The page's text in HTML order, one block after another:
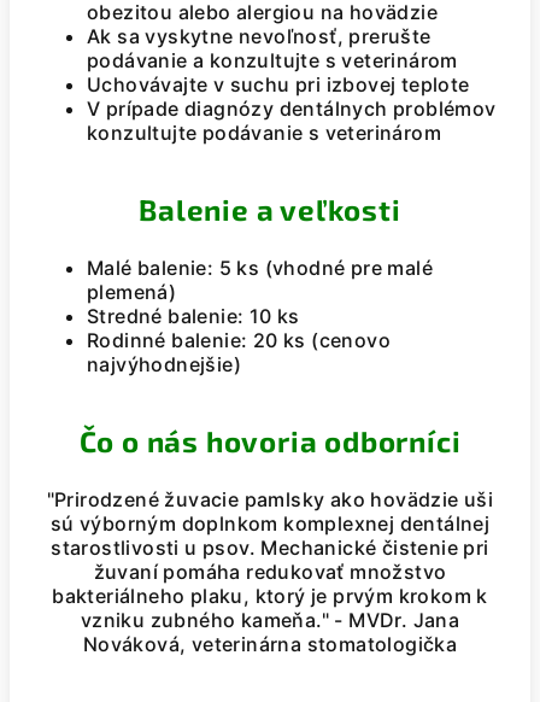
obezitou alebo alergiou na hovädzie
Ak sa vyskytne nevoľnosť, prerušte
podávanie a konzultujte s veterinárom
Uchovávajte v suchu pri izbovej teplote
V prípade diagnózy dentálnych problémov
konzultujte podávanie s veterinárom
Balenie a veľkosti
Malé balenie: 5 ks (vhodné pre malé
plemená)
Stredné balenie: 10 ks
Rodinné balenie: 20 ks (cenovo
najvýhodnejšie)
Čo o nás hovoria odborníci
"Prirodzené žuvacie pamlsky ako hovädzie uši
sú výborným doplnkom komplexnej dentálnej
starostlivosti u psov. Mechanické čistenie pri
žuvaní pomáha redukovať množstvo
bakteriálneho plaku, ktorý je prvým krokom k
vzniku zubného kameňa." - MVDr. Jana
Nováková, veterinárna stomatologička